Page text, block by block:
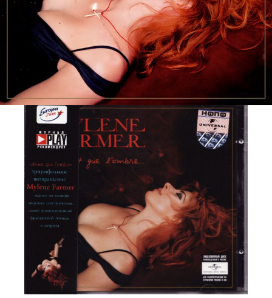
← Retour
Ajouter à ma collection Ajouter à ma wishlist
Comparer cet objet Voir ma collection